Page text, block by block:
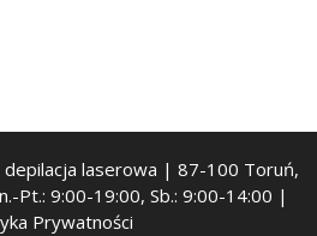
depilacja laserowa | 87-100 Toruń,
Pt.: 9:00-19:00, Sb.: 9:00-14:00 |
Prywatności